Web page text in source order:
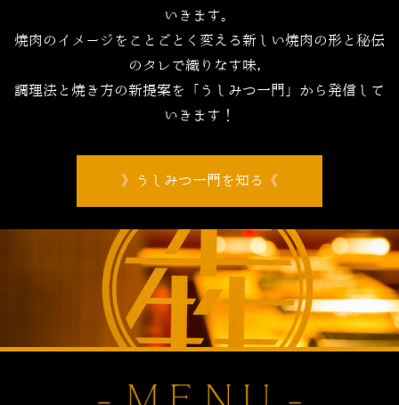
いきます。
焼肉のイメージをことごとく変える新しい焼肉の形と秘伝
のタレで織りなす味，
調理法と焼き方の新提案を「うしみつ一門」から発信して
いきます！
うしみつ一門を知る